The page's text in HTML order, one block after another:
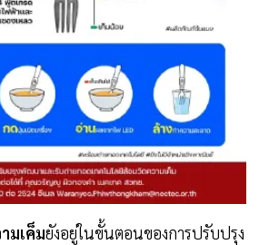
มเค็มยังอยู่ในขั้นตอนของการปรับปรุง